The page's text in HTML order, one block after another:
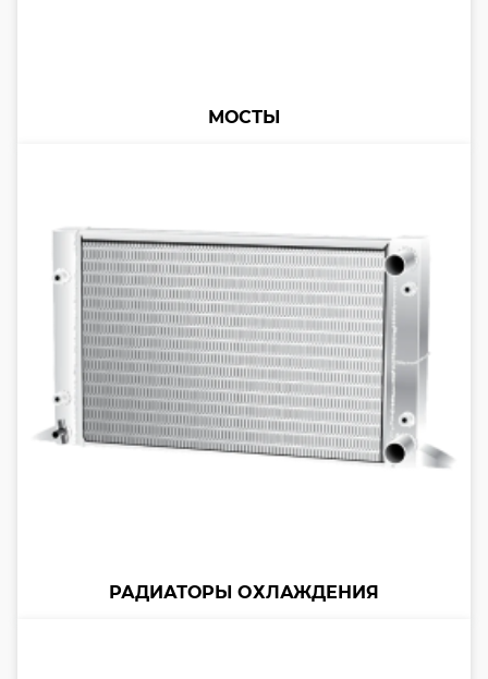
МОСТЫ
РАДИАТОРЫ ОХЛАЖДЕНИЯ